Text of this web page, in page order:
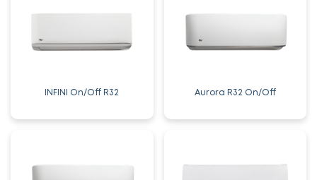
INFINI On/Off R32 Aurora R32 On/Off